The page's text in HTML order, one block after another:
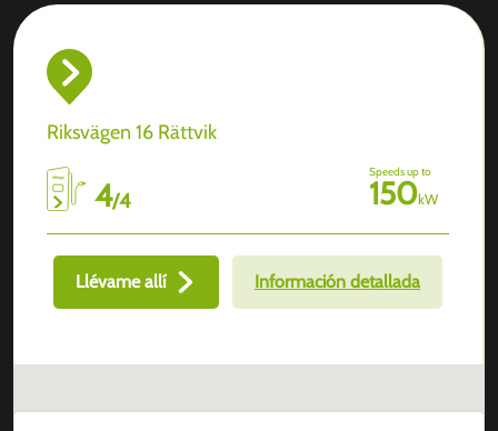
Riksvägen 16 Rättvik
4/4
Speeds up to
150kW
Llévame allí Información detallada